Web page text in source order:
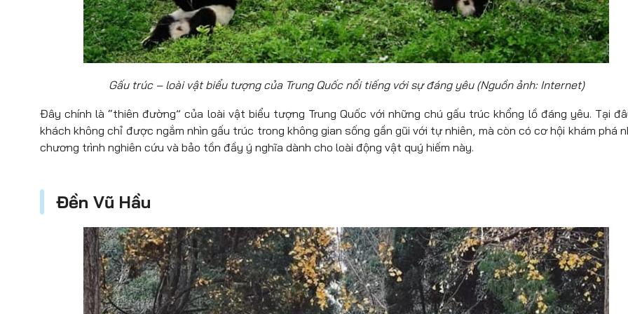
Gấu trúc – loài vật biểu tượng của Trung Quốc nổi tiếng với sự đáng yêu (Nguồn ảnh: Internet)
Đây chính là “thiên đường” của loài vật biểu tượng Trung Quốc với những chú gấu trúc khổng lồ đáng yêu. Tại
khách không chỉ được ngắm nhìn gấu trúc trong không gian sống gần gũi với tự nhiên, mà còn có cơ hội khám phá
chương trình nghiên cứu và bảo tồn đầy ý nghĩa dành cho loài động vật quý hiếm này.
Đền Vũ Hầu